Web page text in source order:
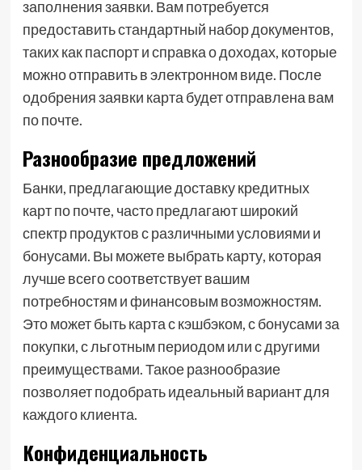
заполнения заявки. Вам потребуется
предоставить стандартный набор документов,
таких как паспорт и справка о доходах, которые
можно отправить в электронном виде. После
одобрения заявки карта будет отправлена вам
по почте.
Разнообразие предложений
Банки, предлагающие доставку кредитных
карт по почте, часто предлагают широкий
спектр продуктов с различными условиями и
бонусами. Вы можете выбрать карту, которая
лучше всего соответствует вашим
потребностям и финансовым возможностям.
Это может быть карта с кэшбэком, с бонусами за
покупки, с льготным периодом или с другими
преимуществами. Такое разнообразие
позволяет подобрать идеальный вариант для
каждого клиента.
Конфиденциальность